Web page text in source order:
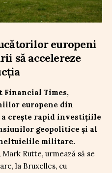
europeni
să accelereze
Financial Times,
europene din
crește rapid investițiile
geopolitice și al
militare.
Rutte, urmează să se
la Bruxelles, cu